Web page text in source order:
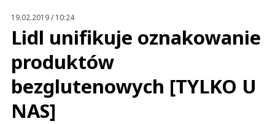
19.02.2019 / 10:24
Lidl unifikuje oznakowanie
produktów
bezglutenowych [TYLKO U
NAS]